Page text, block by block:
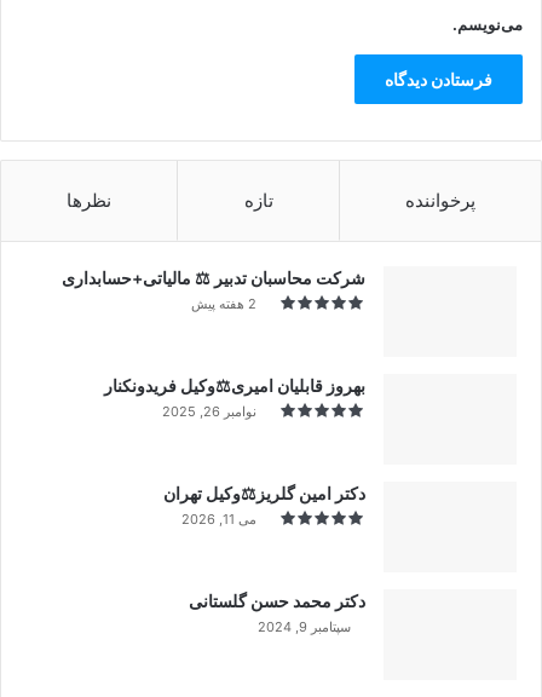
می‌نویسم.
پرخواننده تازه نظرها
شرکت محاسبان تدبیر ⚖️ مالیاتی+حسابداری
2 هفته پیش
بهروز قابلیان امیری⚖️وکیل فریدونکنار
نوامبر 26, 2025
دکتر امین گلریز⚖️وکیل تهران
می 11, 2026
دکتر محمد حسن گلستانی
سپتامبر 9, 2024